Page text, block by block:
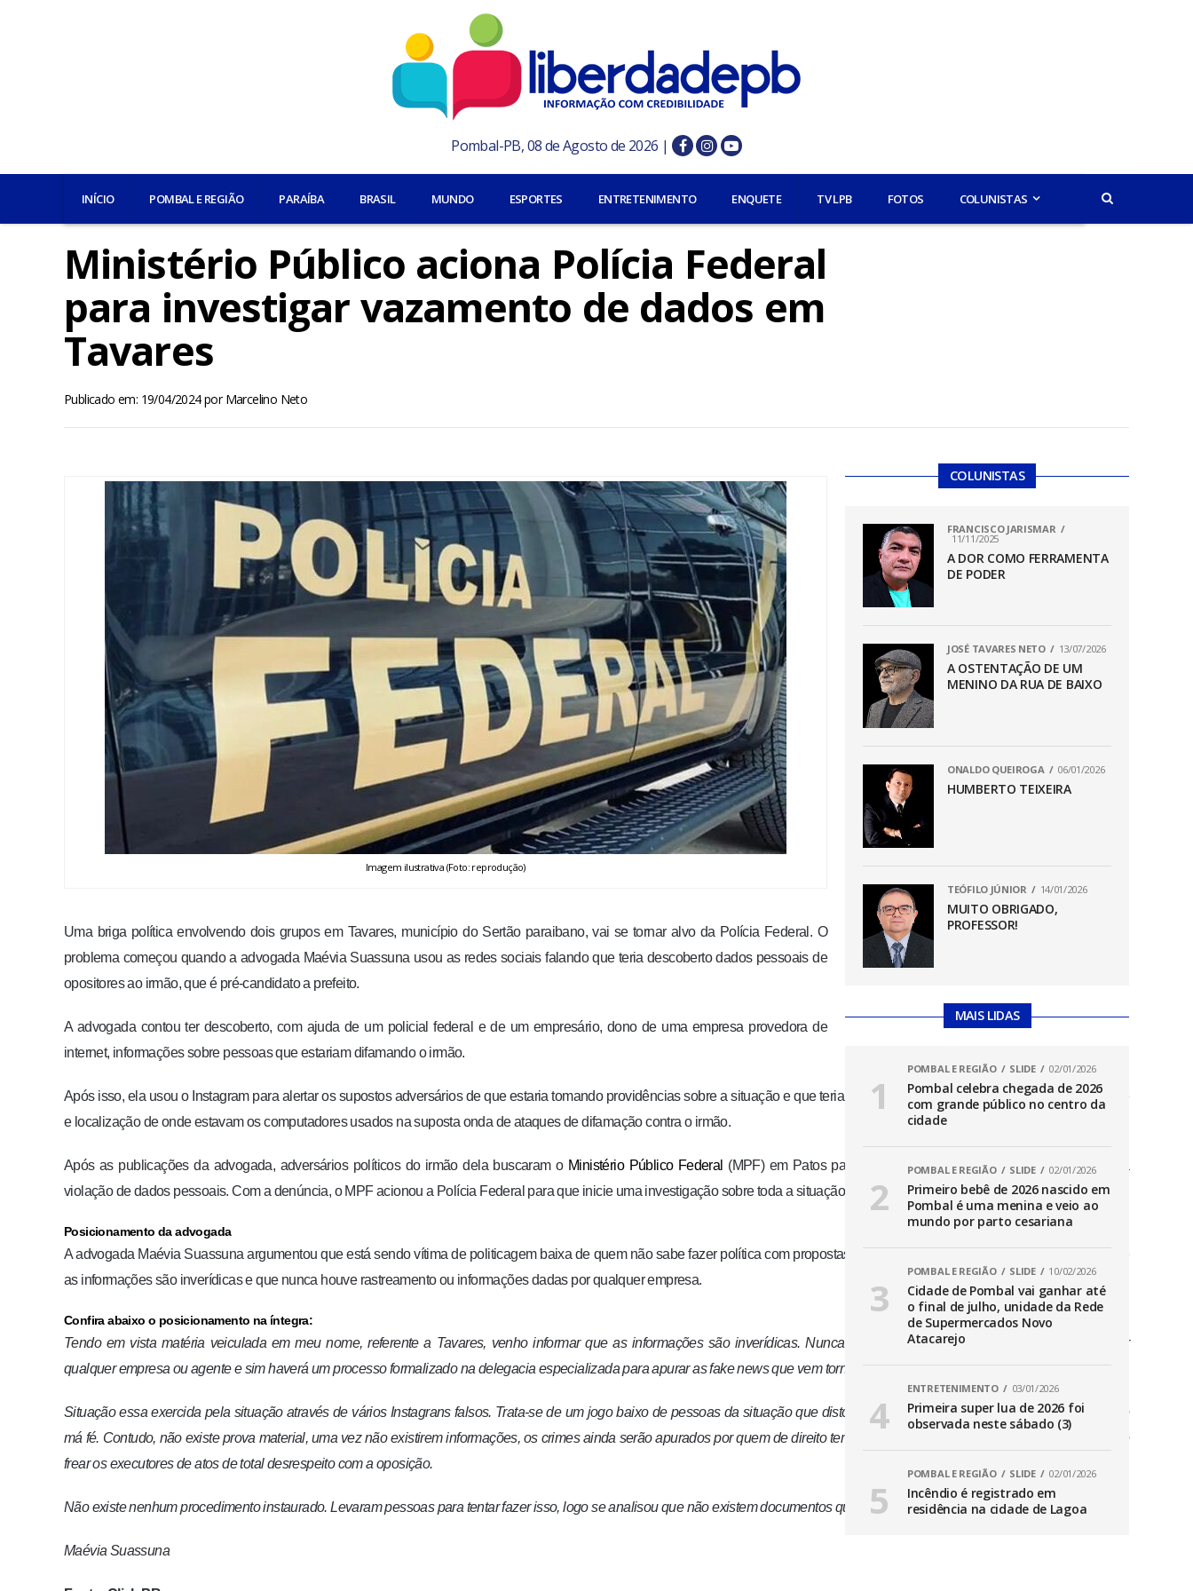
Pombal-PB, 08 de Agosto de 2026 |
INÍCIO POMBAL E REGIÃO PARAÍBA BRASIL MUNDO ESPORTES ENTRETENIMENTO ENQUETE TV LPB FOTOS COLUNISTAS
Ministério Público aciona Polícia Federal
para investigar vazamento de dados em
Tavares
Publicado em: 19/04/2024porMarcelino Neto
Imagem ilustrativa (Foto: reprodução)
Uma briga política envolvendo dois grupos em Tavares, município do Sertão paraibano, vai se tornar alvo da Polícia Federal. O
problema começou quando a advogada Maévia Suassuna usou as redes sociais falando que teria descoberto dados pessoais de
opositores ao irmão, que é pré-candidato a prefeito.
A advogada contou ter descoberto, com ajuda de um policial federal e de um empresário, dono de uma empresa provedora de
internet, informações sobre pessoas que estariam difamando o irmão.
Após isso, ela usou o Instagram para alertar os supostos adversários de que estaria tomando providências sobre a situação e que teria conseguido informações como endereço de IP e
e localização de onde estavam os computadores usados na suposta onda de ataques de difamação contra o irmão.
Após as publicações da advogada, adversários políticos do irmão dela buscaram o Ministério Público Federal (MPF) em Patos para denunciar supostas ameaças de Maévia e a
violação de dados pessoais. Com a denúncia, o MPF acionou a Polícia Federal para que inicie uma investigação sobre toda a situação.
Posicionamento da advogada
A advogada Maévia Suassuna argumentou que está sendo vítima de politicagem baixa de quem não sabe fazer política com propostas, só com fake news. Além disso, ela afirmou que
as informações são inverídicas e que nunca houve rastreamento ou informações dadas por qualquer empresa.
Confira abaixo o posicionamento na íntegra:
Tendo em vista matéria veiculada em meu nome, referente a Tavares, venho informar que as informações são inverídicas. Nunca houve rastreamento ou informações dadas por
qualquer empresa ou agente e sim haverá um processo formalizado na delegacia especializada para apurar as fake news que vem tornando a política de Tavares suja e sem respeito.
Situação essa exercida pela situação através de vários Instagrans falsos. Trata-se de um jogo baixo de pessoas da situação que distorceu o conteúdo e fizeram uma interpretação de
má fé. Contudo, não existe prova material, uma vez não existirem informações, os crimes ainda serão apurados por quem de direito tem o dever de fazer a investigação, única forma de
frear os executores de atos de total desrespeito com a oposição.
Não existe nenhum procedimento instaurado. Levaram pessoas para tentar fazer isso, logo se analisou que não existem documentos que comprovem nada disso.
Maévia Suassuna
COLUNISTAS
FRANCISCO JARISMAR
11/11/2025
A DOR COMO FERRAMENTA
DE PODER
JOSÉ TAVARES NETO 13/07/2026
A OSTENTAÇÃO DE UM
MENINO DA RUA DE BAIXO
ONALDO QUEIROGA 06/01/2026
HUMBERTO TEIXEIRA
TEÓFILO JÚNIOR 14/01/2026
MUITO OBRIGADO,
PROFESSOR!
MAIS LIDAS
POMBAL E REGIÃO SLIDE 02/01/2026
Pombal celebra chegada de 2026
com grande público no centro da
cidade
POMBAL E REGIÃO SLIDE 02/01/2026
Primeiro bebê de 2026 nascido em
Pombal é uma menina e veio ao
mundo por parto cesariana
POMBAL E REGIÃO SLIDE 10/02/2026
Cidade de Pombal vai ganhar até
o final de julho, unidade da Rede
de Supermercados Novo
Atacarejo
ENTRETENIMENTO 03/01/2026
Primeira super lua de 2026 foi
observada neste sábado (3)
POMBAL E REGIÃO SLIDE 02/01/2026
Incêndio é registrado em
residência na cidade de Lagoa